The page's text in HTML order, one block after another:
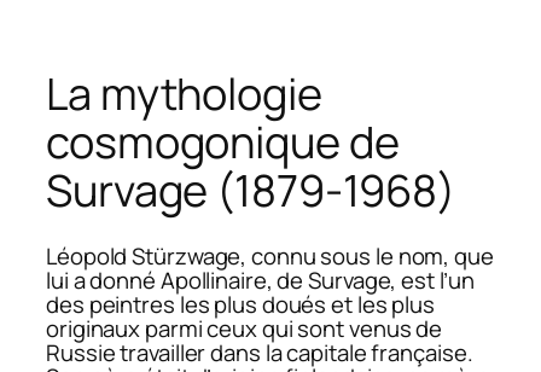
La mythologie
cosmogonique de
Survage (1879-1968)
Léopold Stürzwage, connu sous le nom, que
lui a donné Apollinaire, de Survage, est l’un
des peintres les plus doués et les plus
originaux parmi ceux qui sont venus de
Russie travailler dans la capitale française.